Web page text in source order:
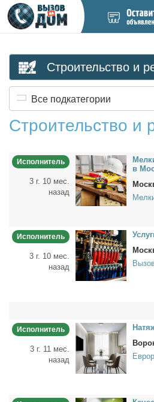
новое
Строительство и
Все подкатегории
Строительство и
Исполнитель
3 г. 10 мес.
назад
в
Исполнитель
3 г. 10 мес.
назад
Исполнитель
3 г. 11 мес.
назад